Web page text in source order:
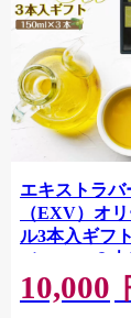
エキストラバ
（EXV）オ
ル3本入ギフト
（150ml×３
ン産
10,000